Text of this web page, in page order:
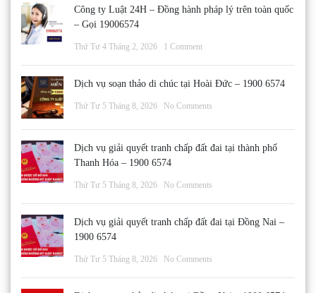
Công ty Luật 24H – Đồng hành pháp lý trên toàn quốc
– Gọi 19006574
Thứ Tư 4 Tháng 2, 2026 1 Comment
Dịch vụ soạn thảo di chúc tại Hoài Đức – 1900 6574
Thứ Tư 5 Tháng 8, 2026 No Comments
Dịch vụ giải quyết tranh chấp đất đai tại thành phố
Thanh Hóa – 1900 6574
Thứ Tư 5 Tháng 8, 2026 No Comments
Dịch vụ giải quyết tranh chấp đất đai tại Đồng Nai –
1900 6574
Thứ Tư 5 Tháng 8, 2026 No Comments